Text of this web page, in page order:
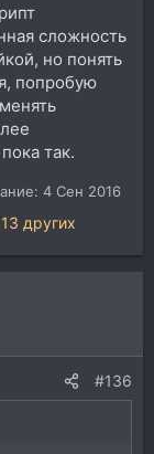
сложность
но понять
попробую
так.
4 Сен 2016
других
#136